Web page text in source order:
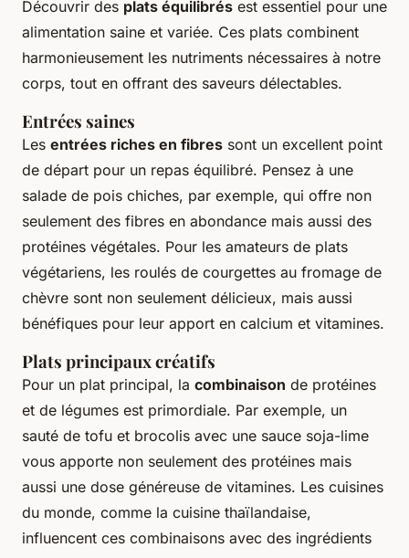
Découvrir des plats équilibrés est essentiel pour une
alimentation saine et variée. Ces plats combinent
harmonieusement les nutriments nécessaires à notre
corps, tout en offrant des saveurs délectables.
Entrées saines
Les entrées riches en fibres sont un excellent point
de départ pour un repas équilibré. Pensez à une
salade de pois chiches, par exemple, qui offre non
seulement des fibres en abondance mais aussi des
protéines végétales. Pour les amateurs de plats
végétariens, les roulés de courgettes au fromage de
chèvre sont non seulement délicieux, mais aussi
bénéfiques pour leur apport en calcium et vitamines.
Plats principaux créatifs
Pour un plat principal, la combinaison de protéines
et de légumes est primordiale. Par exemple, un
sauté de tofu et brocolis avec une sauce soja-lime
vous apporte non seulement des protéines mais
aussi une dose généreuse de vitamines. Les cuisines
du monde, comme la cuisine thaïlandaise,
influencent ces combinaisons avec des ingrédients